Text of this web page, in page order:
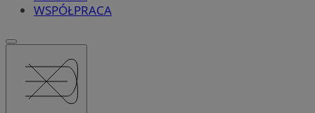
WSPÓŁPRACA